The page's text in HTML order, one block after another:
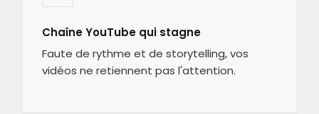
Chaîne YouTube qui stagne
Faute de rythme et de storytelling, vos
vidéos ne retiennent pas l'attention.